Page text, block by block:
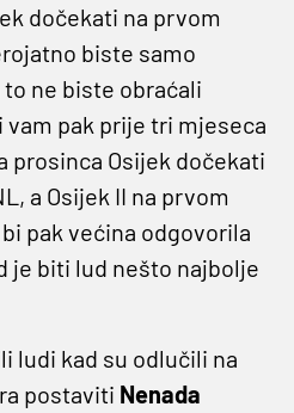
dočekati na prvom
biste samo
ne biste obraćali
vam pak prije tri mjeseca
prosinca Osijek dočekati
a Osijek II na prvom
pak većina odgovorila
je biti lud nešto najbolje
ludi kad su odlučili na
postaviti Nenada